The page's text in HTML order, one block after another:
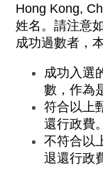
Hong Kong,
姓名。 請注意
成功過數者，
成功入選
數， 作為
符合以上
還行政費。
不符合以
退還行政